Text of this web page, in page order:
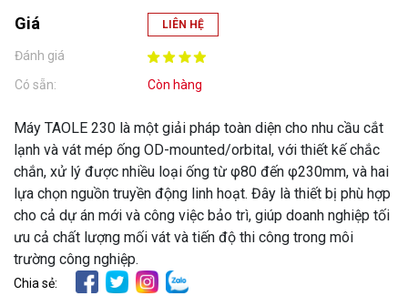
Giá LIÊN HỆ
Đánh giá
Có sẵn:
Còn hàng
Máy TAOLE 230 là một giải pháp toàn diện cho nhu cầu cắt
lạnh và vát mép ống OD-mounted/orbital, với thiết kế chắc
chắn, xử lý được nhiều loại ống từ φ80 đến φ230mm, và hai
lựa chọn nguồn truyền động linh hoạt. Đây là thiết bị phù hợp
cho cả dự án mới và công việc bảo trì, giúp doanh nghiệp tối
ưu cả chất lượng mối vát và tiến độ thi công trong môi
trường công nghiệp.
Chia sẻ: